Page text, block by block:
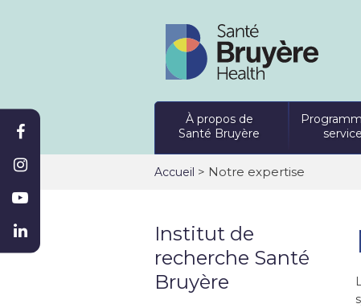
À propos de
Santé Bruyère
Accueil > Notre expertise
Institut de
recherche Santé
Bruyère